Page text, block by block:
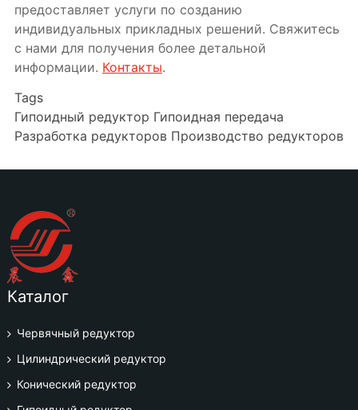
предоставляет услуги по созданию
индивидуальных прикладных решений. Свяжитесь
с нами для получения более детальной
информации. Контакты.
Tags
Гипоидный редуктор Гипоидная передача
Разработка редукторов Производство редукторов
Каталог
Червячный редуктор
Цилиндрический редуктор
Конический редуктор